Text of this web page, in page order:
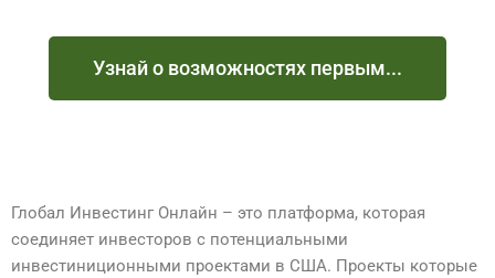
Узнай о возможностях первым...
Глобал Инвестинг Онлайн – это платформа, которая
соединяет инвесторов с потенциальными
инвестиниционными проектами в США. Проекты которые